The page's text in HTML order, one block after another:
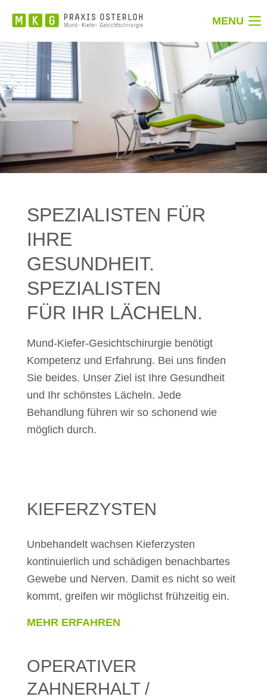
MENU
SPEZIALISTEN FÜR
IHRE
GESUNDHEIT.
SPEZIALISTEN
FÜR IHR LÄCHELN.
Mund-Kiefer-Gesichtschirurgie benötigt
Kompetenz und Erfahrung. Bei uns finden
Sie beides. Unser Ziel ist Ihre Gesundheit
und Ihr schönstes Lächeln. Jede
Behandlung führen wir so schonend wie
möglich durch.
KIEFERZYSTEN
Unbehandelt wachsen Kieferzysten
kontinuierlich und schädigen benachbartes
Gewebe und Nerven. Damit es nicht so weit
kommt, greifen wir möglichst frühzeitig ein.
MEHR ERFAHREN
OPERATIVER
ZAHNERHALT /